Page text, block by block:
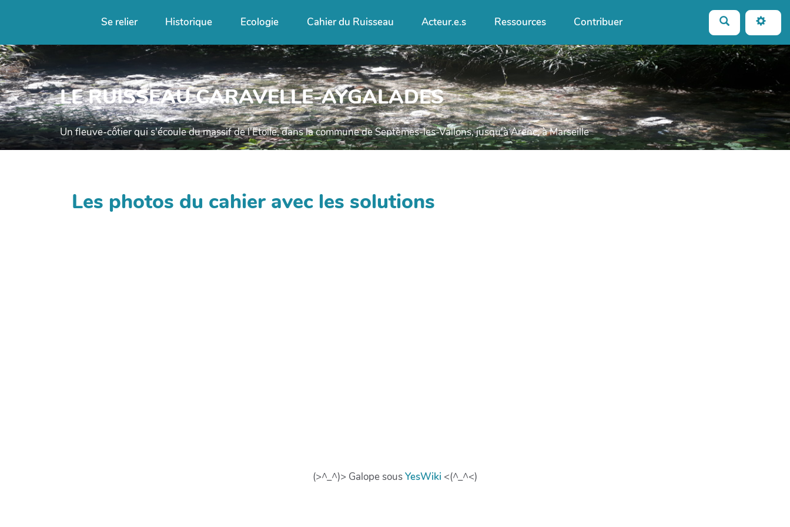
Se relier Historique Ecologie Cahier du Ruisseau Acteur.e.s Ressources Contribuer Rechercher
LE RUISSEAU CARAVELLE-AYGALADES
Un fleuve-côtier qui s'écoule du massif de l'Etoile, dans la commune de Septèmes-les-Vallons, jusqu'à Arenc, à Marseille
Les photos du cahier avec les solutions
(>^_^)> Galope sousYesWiki <(^_^<)